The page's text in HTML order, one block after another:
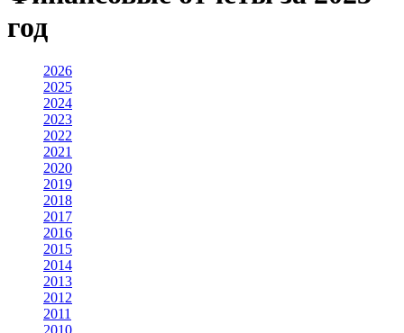
год
2026
2025
2024
2023
2022
2021
2020
2019
2018
2017
2016
2015
2014
2013
2012
2011
2010